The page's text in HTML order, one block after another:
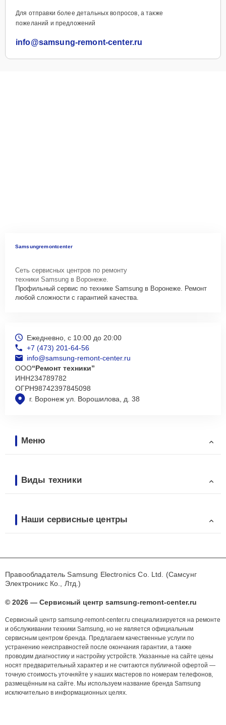
Для отправки более детальных вопросов, а также
пожеланий и предложений
info@samsung-remont-center.ru
Samsungremontcenter
Сеть сервисных центров по ремонту
техники Samsung в Воронеже.
Профильный сервис по технике Samsung в Воронеже. Ремонт
любой сложности с гарантией качества.
г. Воронеж ул. Ворошилова, д. 38
Ежедневно, с 10:00 до 20:00
+7 (473) 201-64-56
info@samsung-remont-center.ru
ООО“Ремонт техники”
ИНН234789782
ОГРН98742397845098
Меню
Виды техники
Наши сервисные центры
Правообладатель Samsung Electronics Co. Ltd. (Самсунг
Электроникс Ко., Лтд.)
© 2026 — Сервисный центр samsung-remont-center.ru
Сервисный центр samsung-remont-center.ru специализируется на ремонте
и обслуживании техники Samsung, но не является официальным
сервисным центром бренда. Предлагаем качественные услуги по
устранению неисправностей после окончания гарантии, а также
проводим диагностику и настройку устройств. Указанные на сайте цены
носят предварительный характер и не считаются публичной офертой —
точную стоимость уточняйте у наших мастеров по номерам телефонов,
размещённым на сайте. Мы используем название бренда Samsung
исключительно в информационных целях.